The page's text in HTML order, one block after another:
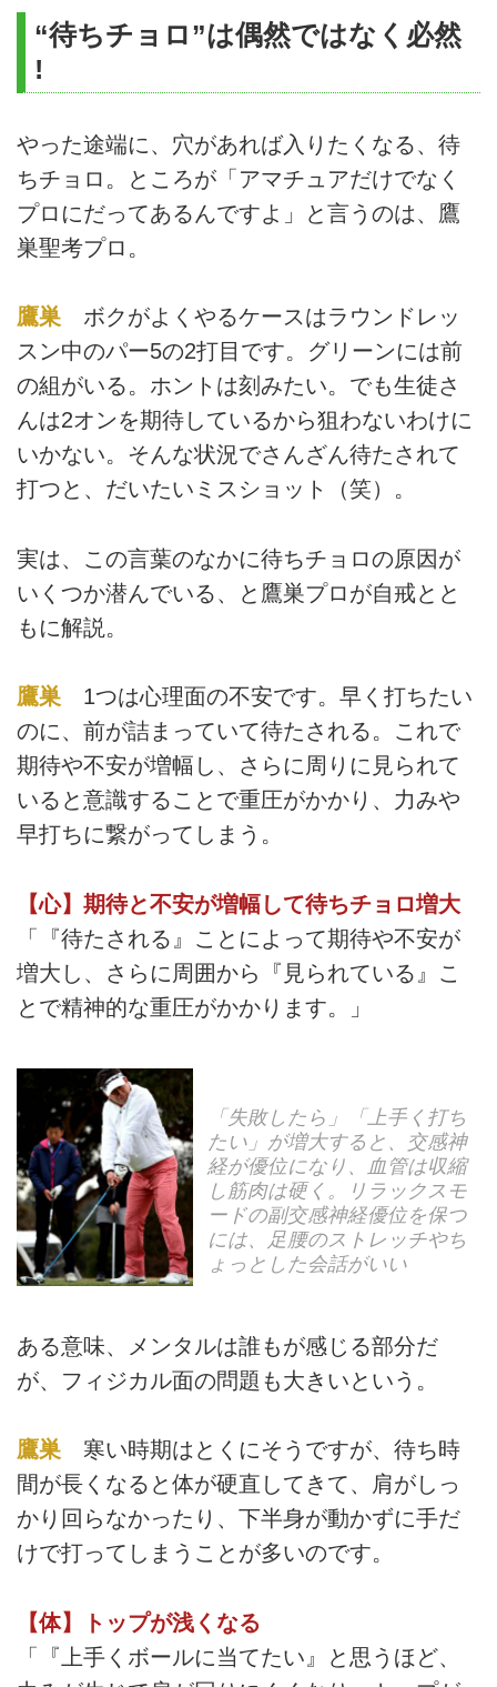
“待ちチョロ”は偶然ではなく必然
!
やった途端に、穴があれば入りたくなる、待
ちチョロ。ところが「アマチュアだけでなく
プロにだってあるんですよ」と言うのは、鷹
巣聖考プロ。
鷹巣 ボクがよくやるケースはラウンドレッ
スン中のパー5の2打目です。グリーンには前
の組がいる。ホントは刻みたい。でも生徒さ
んは2オンを期待しているから狙わないわけに
いかない。そんな状況でさんざん待たされて
打つと、だいたいミスショット（笑）。
実は、この言葉のなかに待ちチョロの原因が
いくつか潜んでいる、と鷹巣プロが自戒とと
もに解説。
鷹巣 1つは心理面の不安です。早く打ちたい
のに、前が詰まっていて待たされる。これで
期待や不安が増幅し、さらに周りに見られて
いると意識することで重圧がかかり、力みや
早打ちに繋がってしまう。
【心】期待と不安が増幅して待ちチョロ増大
「『待たされる』ことによって期待や不安が
増大し、さらに周囲から『見られている』こ
とで精神的な重圧がかかります。」
「失敗したら」「上手く打ち
たい」が増大すると、交感神
経が優位になり、血管は収縮
し筋肉は硬く。リラックスモ
ードの副交感神経優位を保つ
には、足腰のストレッチやち
ょっとした会話がいい
ある意味、メンタルは誰もが感じる部分だ
が、フィジカル面の問題も大きいという。
鷹巣 寒い時期はとくにそうですが、待ち時
間が長くなると体が硬直してきて、肩がしっ
かり回らなかったり、下半身が動かずに手だ
けで打ってしまうことが多いのです。
【体】トップが浅くなる
「『上手くボールに当てたい』と思うほど、